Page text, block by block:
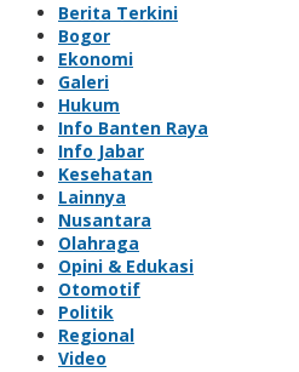
Berita Terkini
Bogor
Ekonomi
Galeri
Hukum
Info Banten Raya
Info Jabar
Kesehatan
Lainnya
Nusantara
Olahraga
Opini & Edukasi
Otomotif
Politik
Regional
Video